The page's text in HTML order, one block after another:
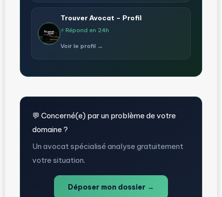
Trouver Avocat – Profil
⚡ Répond en 24h
Voir le profil →
💬 Concerné(e) par un problème de votre
domaine ?
Un avocat spécialisé analyse gratuitement
votre situation.
Déposer mon dossier →